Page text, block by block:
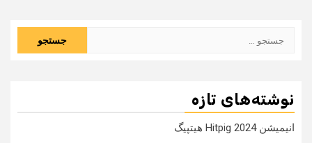
نوشته‌های تازه
انیمیشن Hitpig 2024 هیتپیگ